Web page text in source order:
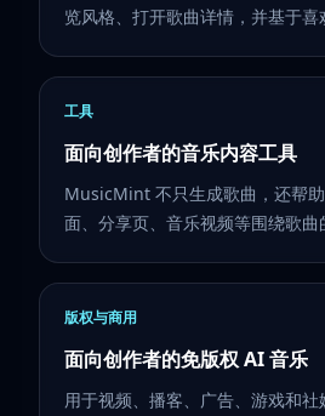
览风格、打开歌曲详情，并基于喜
工具
面向创作者的音乐内容工具
MusicMint 不只生成歌曲，还帮
面、分享页、音乐视频等围绕歌曲
版权与商用
面向创作者的免版权 AI 音乐
用于视频、播客、广告、游戏和